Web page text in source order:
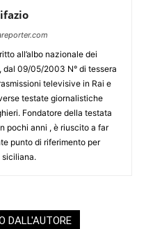
all’albo nazionale dei
09/05/2003 N° di tessera
televisive in Rai e
testate giornalistiche
Fondatore della testata
pochi anni , è riuscito a far
punto di riferimento per
DALL'AUTORE